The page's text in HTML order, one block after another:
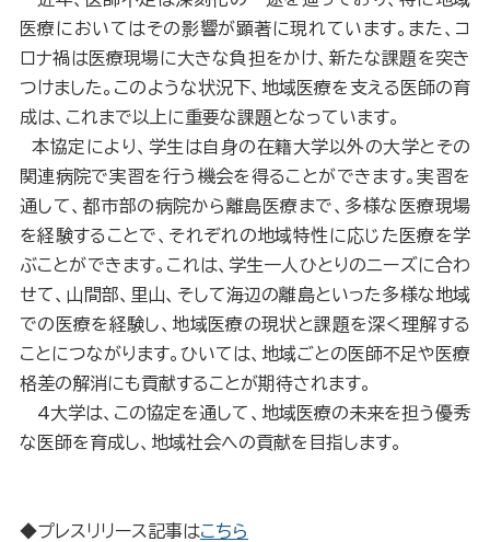
医療においてはその影響が顕著に現れています。また、コ
ロナ禍は医療現場に大きな負担をかけ、新たな課題を突き
つけました。このような状況下、地域医療を支える医師の育
成は、これまで以上に重要な課題となっています。
本協定により、学生は自身の在籍大学以外の大学とその
関連病院で実習を行う機会を得ることができます。実習を
通して、都市部の病院から離島医療まで、多様な医療現場
を経験することで、それぞれの地域特性に応じた医療を学
ぶことができます。これは、学生一人ひとりのニーズに合わ
せて、山間部、里山、そして海辺の離島といった多様な地域
での医療を経験し、地域医療の現状と課題を深く理解する
ことにつながります。ひいては、地域ごとの医師不足や医療
格差の解消にも貢献することが期待されます。
4大学は、この協定を通して、地域医療の未来を担う優秀
な医師を育成し、地域社会への貢献を目指します。
◆プレスリリース記事はこちら